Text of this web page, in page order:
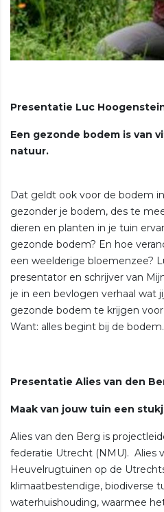
Presentatie Luc
Een gezonde bodem is van
natuur.
Dat geldt ook voor de bodem
gezonder je bodem, des te
dieren en planten in je tuin
gezonde bodem? En hoe
een weelderige bloemenzee?
presentator en schrijver van
je in een bevlogen verhaal wat
gezonde bodem te krijgen
Want: alles begint bij de bodem.
Presentatie Alies van den
Maak van jouw tuin een
Alies van den Berg is
federatie Utrecht (NMU). Alies
Heuvelrugtuinen op de
klimaatbestendige, biodiverse
waterhuishouding, waarmee